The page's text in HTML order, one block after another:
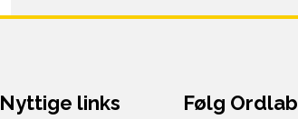
Nyttige links Følg Ordlab